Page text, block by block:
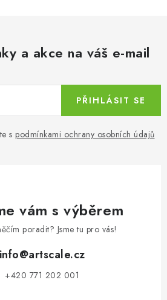
a akce na váš e-mail
s podmínkami ochrany osobních údajů
PŘIHLÁSIT SE
vám s výběrem
poradit? Jsme tu pro vás!
info@artscale.cz
+420 771 202 001​